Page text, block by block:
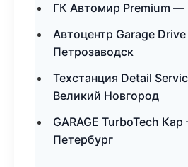
ГК Автомир Premium —
Автоцентр Garage
Петрозаводск
Техстанция Detail
Великий Новгород
GARAGE TurboTech
Петербург